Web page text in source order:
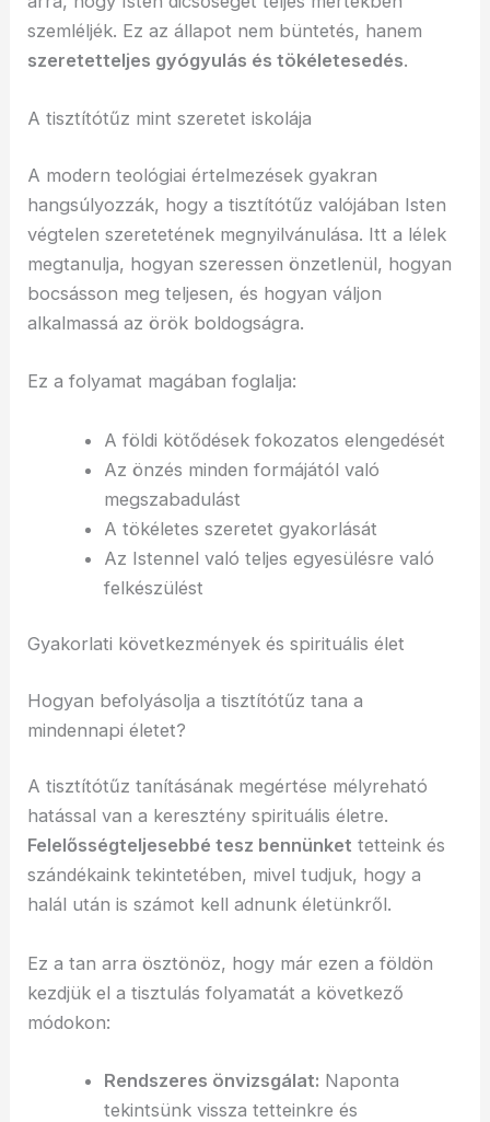
szemléljék. Ez az állapot nem büntetés, hanem
szeretetteljes gyógyulás és tökéletesedés.
A tisztítótűz mint szeretet iskolája
A modern teológiai értelmezések gyakran
hangsúlyozzák, hogy a tisztítótűz valójában Isten
végtelen szeretetének megnyilvánulása. Itt a lélek
megtanulja, hogyan szeressen önzetlenül, hogyan
bocsásson meg teljesen, és hogyan váljon
alkalmassá az örök boldogságra.
Ez a folyamat magában foglalja:
A földi kötődések fokozatos elengedését
Az önzés minden formájától való
megszabadulást
A tökéletes szeretet gyakorlását
Az Istennel való teljes egyesülésre való
felkészülést
Gyakorlati következmények és spirituális élet
Hogyan befolyásolja a tisztítótűz tana a
mindennapi életet?
A tisztítótűz tanításának megértése mélyreható
hatással van a keresztény spirituális életre.
Felelősségteljesebbé tesz bennünket tetteink és
szándékaink tekintetében, mivel tudjuk, hogy a
halál után is számot kell adnunk életünkről.
Ez a tan arra ösztönöz, hogy már ezen a földön
kezdjük el a tisztulás folyamatát a következő
módokon:
Rendszeres önvizsgálat: Naponta
tekintsünk vissza tetteinkre és